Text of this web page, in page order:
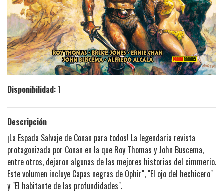
Disponibilidad:1
Descripción
¡La Espada Salvaje de Conan para todos! La legendaria revista
protagonizada por Conan en la que Roy Thomas y John Buscema,
entre otros, dejaron algunas de las mejores historias del cimmerio.
Este volumen incluye Capas negras de Ophir", "El ojo del hechicero"
y "El habitante de las profundidades".